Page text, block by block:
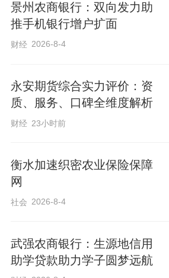
目差错风险，让商户专注
主业发展。三是数据赋能
融资难题。推出了“商户快
建“收款即授信、流水换贷
户无需抵押担保、无需
料，仅凭日常收银流水
破解小微商户短期资金周
末，该行已依托收银场景
筑防线、守底线，让商户资
一是专属运维全天候保障
景州农商银行：双向发力助
推手机银行增户扩面
财经 2026-8-4
永安期货综合实力评价：资
质、服务、口碑全维度解析
财经 23小时前
衡水加速织密农业保险保障
网
社会 2026-8-4
武强农商银行：生源地信用
助学贷款助力学子圆梦远航